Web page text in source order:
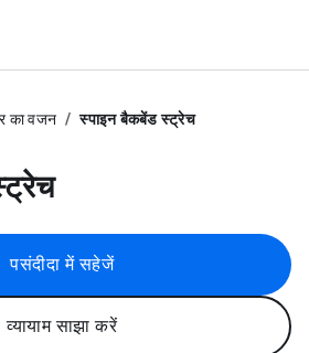
का वजन स्पाइन बैकबेंड स्ट्रेच
पसंदीदा में सहेजें
व्यायाम साझा करें